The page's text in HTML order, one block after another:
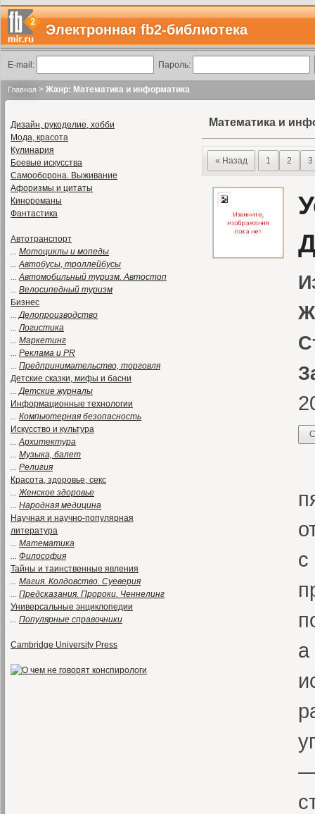
Электронная fb2-библиотека
E-mail: Пароль:
Главная > Жанр: Математика и информатика
Дизайн, рукоделие, хобби
Мода, красота
Кулинария
Боевые искусства
Самооборона. Выживание
Афоризмы и цитаты
Кинороманы
Фантастика
Автотранспорт
... Мотоциклы и мопеды
...Автобусы, троллейбусы
...Автомобильный туризм. Автостоп
... Велосипедный туризм
Бизнес
...Делопроизводство
...Логистика
... Маркетинг
... Реклама и PR
... Предпринимательство, торговля
Детские сказки, мифы и басни
...Детские журналы
Информационные технологии
... Компьютерная безопасность
Искусство и культура
...Архитектура
... Музыка, балет
... Религия
Красота, здоровье, секс
...Женское здоровье
... Народная медицина
Научная и научно-популярная
литература
... Математика
... Философия
Тайны и таинственные явления
... Магия. Колдовство. Суеверия
... Предсказания. Пророки. Ченнелинг
Универсальные энциклопедии
... Популярные справочники
Cambridge University Press
Математика и
« Назад 1 2 3
с
а
—